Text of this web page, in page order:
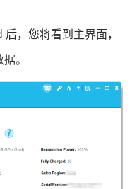
，您将看到主界面，
。